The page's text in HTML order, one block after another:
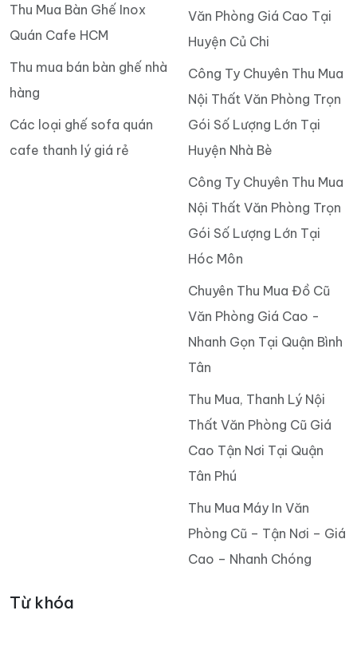
Thu Mua Bàn Ghế Inox
Quán Cafe HCM
Thu mua bán bàn ghế nhà
hàng
Các loại ghế sofa quán
cafe thanh lý giá rẻ
Văn Phòng Giá Cao Tại
Huyện Củ Chi
Công Ty Chuyên Thu Mua
Nội Thất Văn Phòng Trọn
Gói Số Lượng Lớn Tại
Huyện Nhà Bè
Công Ty Chuyên Thu Mua
Nội Thất Văn Phòng Trọn
Gói Số Lượng Lớn Tại
Hóc Môn
Chuyên Thu Mua Đồ Cũ
Văn Phòng Giá Cao -
Nhanh Gọn Tại Quận Bình
Tân
Thu Mua, Thanh Lý Nội
Thất Văn Phòng Cũ Giá
Cao Tận Nơi Tại Quận
Tân Phú
Thu Mua Máy In Văn
Phòng Cũ – Tận Nơi – Giá
Cao – Nhanh Chóng
Từ khóa